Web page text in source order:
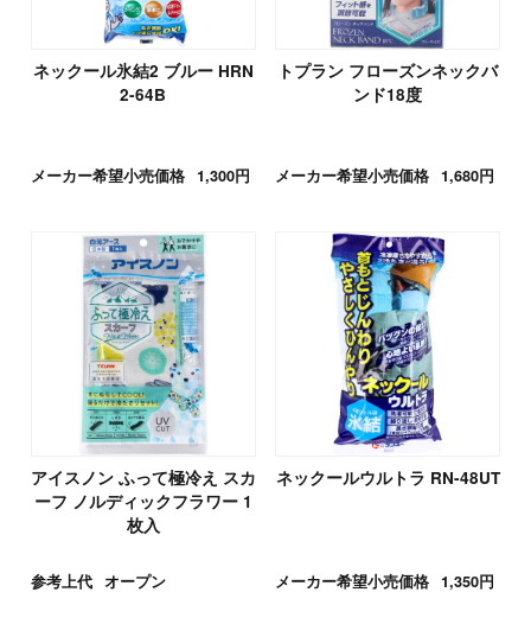
ネックール氷結2 ブルー HRN
2-64B
メーカー希望小売価格 1,300円
トプラン フローズンネックバ
ンド18度
メーカー希望小売価格 1,680円
アイスノン ふって極冷え スカ
ーフ ノルディックフラワー 1
枚入
参考上代 オープン
ネックールウルトラ RN-48UT
メーカー希望小売価格 1,350円